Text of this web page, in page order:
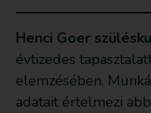
Henci Goer
évtizedes
elemzésében.
adatait értelmezi